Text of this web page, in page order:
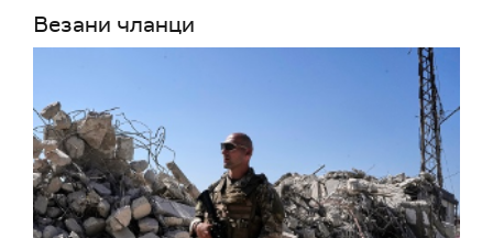
Везани чланци